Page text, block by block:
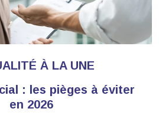
À LA UNE
: les pièges à éviter
en 2026